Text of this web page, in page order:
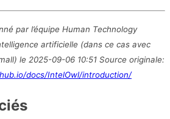
par l’équipe Human Technology
artificielle (dans ce cas avec
le 2025-09-06 10:51 Source originale:
docs/IntelOwl/introduction/